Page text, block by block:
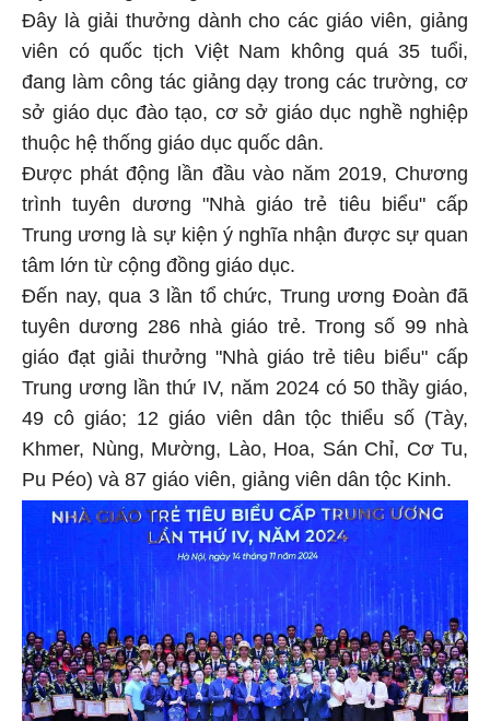
Đây là giải thưởng dành cho các giáo viên, giảng
viên có quốc tịch Việt Nam không quá 35 tuổi,
đang làm công tác giảng dạy trong các trường, cơ
sở giáo dục đào tạo, cơ sở giáo dục nghề nghiệp
thuộc hệ thống giáo dục quốc dân.
Được phát động lần đầu vào năm 2019, Chương
trình tuyên dương "Nhà giáo trẻ tiêu biểu" cấp
Trung ương là sự kiện ý nghĩa nhận được sự quan
tâm lớn từ cộng đồng giáo dục.
Đến nay, qua 3 lần tổ chức, Trung ương Đoàn đã
tuyên dương 286 nhà giáo trẻ. Trong số 99 nhà
giáo đạt giải thưởng "Nhà giáo trẻ tiêu biểu" cấp
Trung ương lần thứ IV, năm 2024 có 50 thầy giáo,
49 cô giáo; 12 giáo viên dân tộc thiểu số (Tày,
Khmer, Nùng, Mường, Lào, Hoa, Sán Chỉ, Cơ Tu,
Pu Péo) và 87 giáo viên, giảng viên dân tộc Kinh.